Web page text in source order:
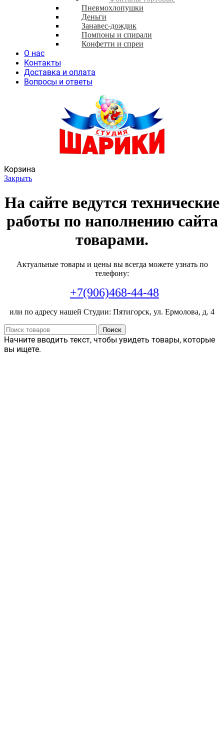
Пневмохлопушки
Деньги
Занавес-дождик
Помпоны и спирали
Конфетти и спреи
О нас
Контакты
Доставка и оплата
Вопросы и ответы
Корзина
Закрыть
На сайте ведутся технические
работы по наполнению сайта
товарами.
Актуальные товары и цены вы всегда можете узнать по
телефону:
+7(906)468-44-48
или по адресу нашей Студии: Пятигорск, ул. Ермолова, д. 4
Поиск
Начните вводить текст, чтобы увидеть товары, которые
вы ищете.